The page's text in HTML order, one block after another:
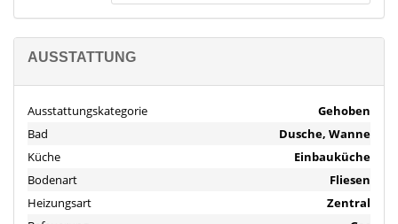
und Freizeitangebote wie Reiterhöfe und der bei Familien
beliebte Glessener Mühlenhof. Es gilt als ruhiger,
familienfreundlicher Wohnort mit direkter Nähe zur Großstadt
Wohnung Split Level ca. 139 m²:
5 Zimmer
2 Badezimmer
1 Gäste WC
1 großer Balkon
1 separater Zugang
AUSSTATTUNG
Ausstattungskategorie
Gehoben
Bad
Dusche, Wanne
Küche
Einbauküche
Bodenart
Fliesen
Heizungsart
Zentral